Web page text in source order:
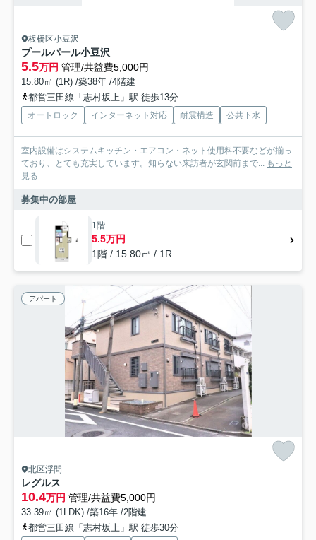
板橋区小豆沢
プールパール小豆沢
5.5万円 管理/共益費5,000円
15.80㎡ (1R) /築38年 /4階建
都営三田線「志村坂上」駅 徒歩13分
オートロック インターネット対応 耐震構造 公共下水
室内設備はシステムキッチン・エアコン・ネット使用料不要などが揃っ
ており、とても充実しています。知らない来訪者が玄関前まで... もっと
見る
募集中の部屋
1階
5.5万円
1階 / 15.80㎡ / 1R
アパート
北区浮間
レグルス
10.4万円 管理/共益費5,000円
33.39㎡ (1LDK) /築16年 /2階建
都営三田線「志村坂上」駅 徒歩30分